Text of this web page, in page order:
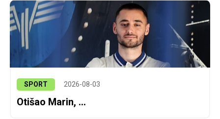
SPORT 2026-08-03
Otišao Marin, ...